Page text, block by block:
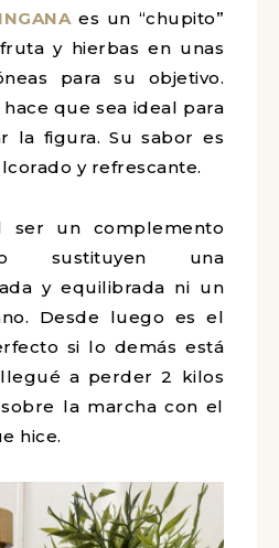
es un “chupito”
y hierbas en unas
para su objetivo.
que sea ideal para
la figura. Su sabor es
y refrescante.
ser un complemento
sustituyen una
y equilibrada ni un
Desde luego es el
si lo demás está
a perder 2 kilos
la marcha con el
hice.